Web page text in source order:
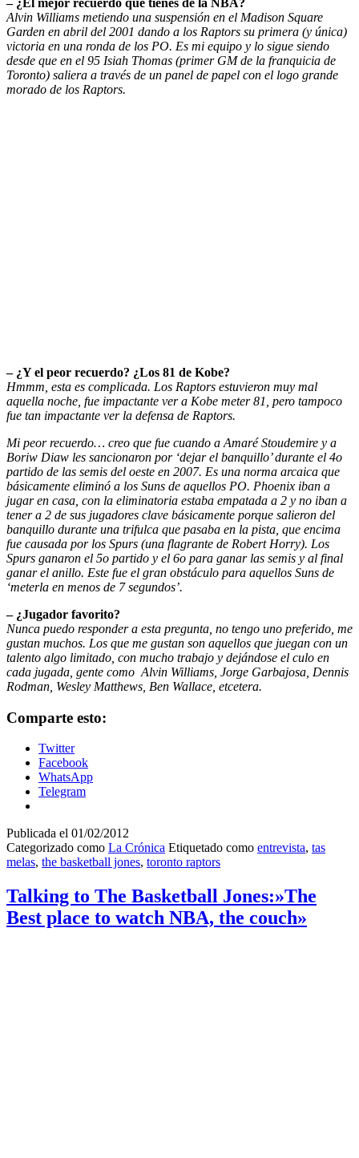
Alvin Williams metiendo una suspensión en el Madison Square
Garden en abril del 2001 dando a los Raptors su primera (y única)
victoria en una ronda de los PO. Es mi equipo y lo sigue siendo
desde que en el 95 Isiah Thomas (primer GM de la franquicia de
Toronto) saliera a través de un panel de papel con el logo grande
morado de los Raptors.
– ¿Y el peor recuerdo? ¿Los 81 de Kobe?
Hmmm, esta es complicada. Los Raptors estuvieron muy mal
aquella noche, fue impactante ver a Kobe meter 81, pero tampoco
fue tan impactante ver la defensa de Raptors.
Mi peor recuerdo… creo que fue cuando a Amaré Stoudemire y a
Boriw Diaw les sancionaron por ‘dejar el banquillo’ durante el 4o
partido de las semis del oeste en 2007. Es una norma arcaica que
básicamente eliminó a los Suns de aquellos PO. Phoenix iban a
jugar en casa, con la eliminatoria estaba empatada a 2 y no iban a
tener a 2 de sus jugadores clave básicamente porque salieron del
banquillo durante una trifulca que pasaba en la pista, que encima
fue causada por los Spurs (una flagrante de Robert Horry). Los
Spurs ganaron el 5o partido y el 6o para ganar las semis y al final
ganar el anillo. Este fue el gran obstáculo para aquellos Suns de
‘meterla en menos de 7 segundos’.
– ¿Jugador favorito?
Nunca puedo responder a esta pregunta, no tengo uno preferido, me
gustan muchos. Los que me gustan son aquellos que juegan con un
talento algo limitado, con mucho trabajo y dejándose el culo en
cada jugada, gente como Alvin Williams, Jorge Garbajosa, Dennis
Rodman, Wesley Matthews, Ben Wallace, etcetera.
Comparte esto:
Twitter
Facebook
WhatsApp
Telegram
Publicada el 01/02/2012
Categorizado como La Crónica Etiquetado como entrevista, tas
melas, the basketball jones, toronto raptors
Talking to The Basketball Jones:»The
Best place to watch NBA, the couch»